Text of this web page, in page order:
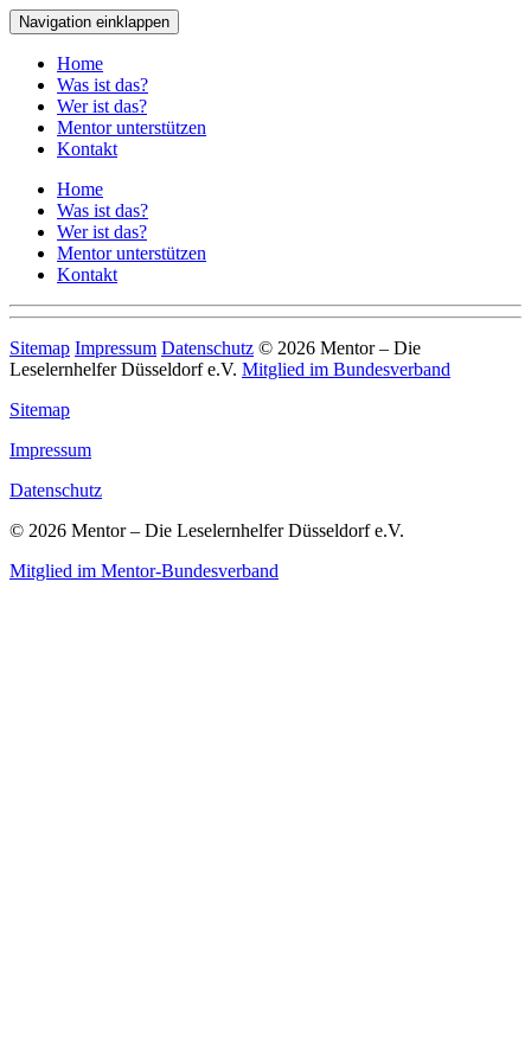
Navigation einklappen
Home
Was ist das?
Wer ist das?
Mentor unterstützen
Kontakt
Home
Was ist das?
Wer ist das?
Mentor unterstützen
Kontakt
Sitemap Impressum Datenschutz © 2026 Mentor – Die
Leselernhelfer Düsseldorf e.V. Mitglied im Bundesverband
Sitemap
Impressum
Datenschutz
© 2026 Mentor – Die Leselernhelfer Düsseldorf e.V.
Mitglied im Mentor-Bundesverband